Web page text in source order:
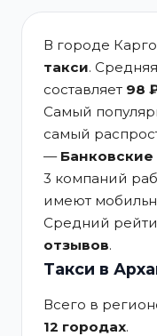
В городе
такси.
составляет 98
Самый
самый
—
3 компаний
имеют
Средний
отзывов.
Такси в
Всего в
12 городах.